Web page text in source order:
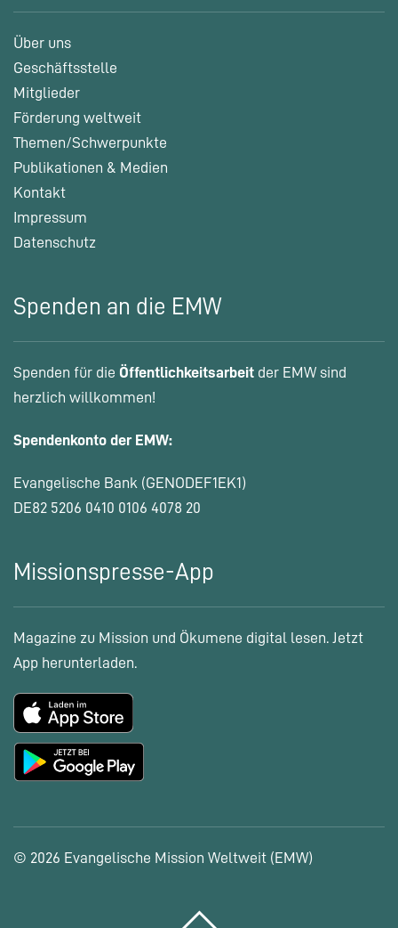
Über uns
Geschäftsstelle
Mitglieder
Förderung weltweit
Themen/Schwerpunkte
Publikationen & Medien
Kontakt
Impressum
Datenschutz
Spenden an die EMW
Spenden für die Öffentlichkeitsarbeit der EMW sind
herzlich willkommen!
Spendenkonto der EMW:
Evangelische Bank (GENODEF1EK1)
DE82 5206 0410 0106 4078 20
Missionspresse-App
Magazine zu Mission und Ökumene digital lesen. Jetzt
App herunterladen.
© 2026 Evangelische Mission Weltweit (EMW)